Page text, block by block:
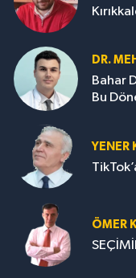
DR.
Bahar
Bu
YENER
ÖMER